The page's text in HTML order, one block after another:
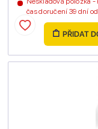
čas doručení 39 dní
PŘIDAT